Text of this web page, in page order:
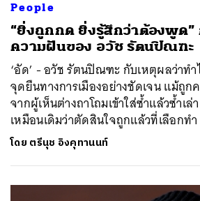
People
“ยิ่งถูกกด ยิ่งรู้สึกว่าต้องพูด”
ความฝันของ อวัช รัตนปิณฑะ
‘อัด’ - อวัช รัตนปิณฑะ กับเหตุผลว่าทำ
จุดยืนทางการเมืองอย่างชัดเจน แม้ถูก
จากผู้เห็นต่างถาโถมเข้าใส่ซ้ำแล้วซ้ำเ
เหมือนเดิมว่าตัดสินใจถูกแล้วที่เลือกทำ
โดย ตรีนุช อิงคุทานนท์